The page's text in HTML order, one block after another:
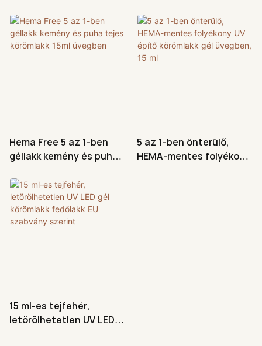
UV LED gél lakk 15ml
lemosható UV LED, félig
tartós
Hema Free 5 az 1-ben
géllakk kemény és puha
üvegben
5 az 1-ben önterülő,
HEMA-mentes folyékony
15 ml-es tejfehér,
letörölhetetlen UV LED